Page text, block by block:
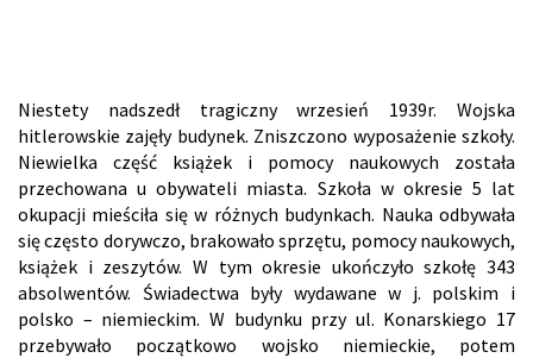
Niestety nadszedł tragiczny wrzesień 1939r. Wojska
hitlerowskie zajęły budynek. Zniszczono wyposażenie szkoły.
Niewielka część książek i pomocy naukowych została
przechowana u obywateli miasta. Szkoła w okresie 5 lat
okupacji mieściła się w różnych budynkach. Nauka odbywała
się często dorywczo, brakowało sprzętu, pomocy naukowych,
książek i zeszytów. W tym okresie ukończyło szkołę 343
absolwentów. Świadectwa były wydawane w j. polskim i
polsko – niemieckim. W budynku przy ul. Konarskiego 17
przebywało początkowo wojsko niemieckie, potem